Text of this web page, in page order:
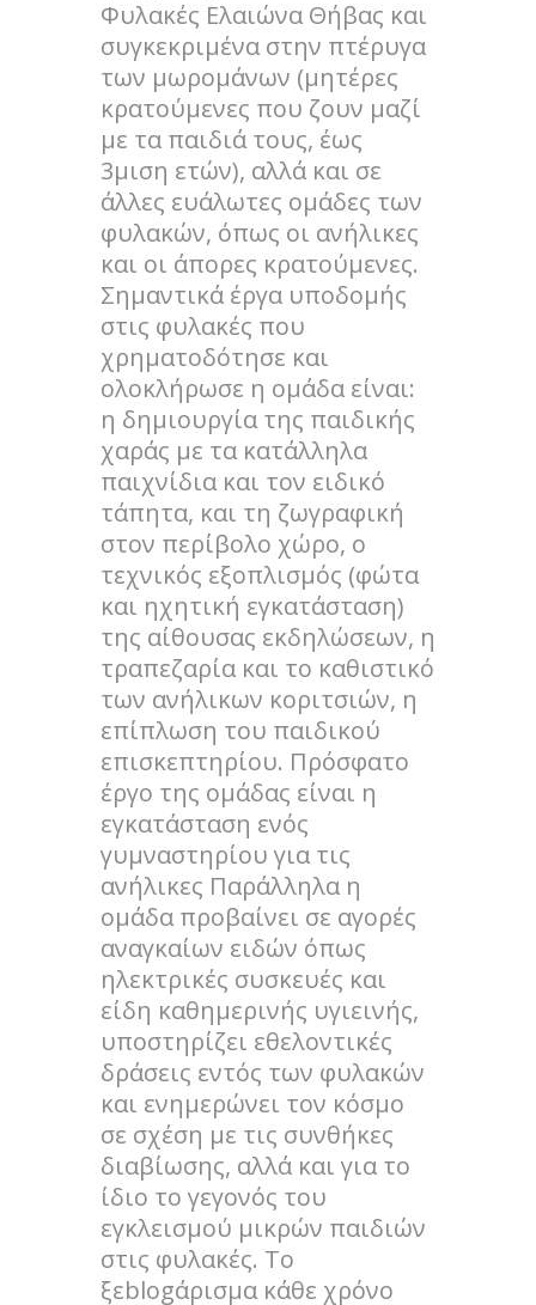
Φυλακές Ελαιώνα Θήβας και
συγκεκριμένα στην πτέρυγα
των μωρομάνων (μητέρες
κρατούμενες που ζουν μαζί
με τα παιδιά τους, έως
3μιση ετών), αλλά και σε
άλλες ευάλωτες ομάδες των
φυλακών, όπως οι ανήλικες
και οι άπορες κρατούμενες.
Σημαντικά έργα υποδομής
στις φυλακές που
χρηματοδότησε και
ολοκλήρωσε η ομάδα είναι:
η δημιουργία της παιδικής
χαράς με τα κατάλληλα
παιχνίδια και τον ειδικό
τάπητα, και τη ζωγραφική
στον περίβολο χώρο, ο
τεχνικός εξοπλισμός (φώτα
και ηχητική εγκατάσταση)
της αίθουσας εκδηλώσεων, η
τραπεζαρία και το καθιστικό
των ανήλικων κοριτσιών, η
επίπλωση του παιδικού
επισκεπτηρίου. Πρόσφατο
έργο της ομάδας είναι η
εγκατάσταση ενός
γυμναστηρίου για τις
ανήλικες Παράλληλα η
ομάδα προβαίνει σε αγορές
αναγκαίων ειδών όπως
ηλεκτρικές συσκευές και
είδη καθημερινής υγιεινής,
υποστηρίζει εθελοντικές
δράσεις εντός των φυλακών
και ενημερώνει τον κόσμο
σε σχέση με τις συνθήκες
διαβίωσης, αλλά και για το
ίδιο το γεγονός του
εγκλεισμού μικρών παιδιών
στις φυλακές. Το
ξεblogάρισμα κάθε χρόνο